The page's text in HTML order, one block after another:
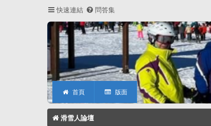
快速連結 問答集
首頁 版面
滑雪人論壇